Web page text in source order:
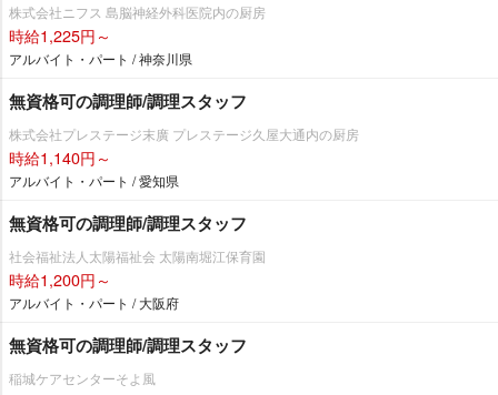
株式会社ニフス 島脳神経外科医院内の厨房
時給1,225円～
アルバイト・パート / 神奈川県
無資格可の調理師/調理スタッフ
株式会社プレステージ末廣 プレステージ久屋大通内の厨房
時給1,140円～
アルバイト・パート / 愛知県
無資格可の調理師/調理スタッフ
社会福祉法人太陽福祉会 太陽南堀江保育園
時給1,200円～
アルバイト・パート / 大阪府
無資格可の調理師/調理スタッフ
稲城ケアセンターそよ風